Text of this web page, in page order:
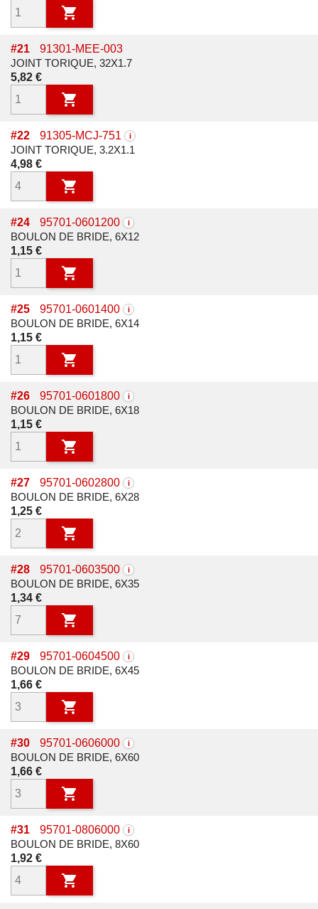

#21
91301-MEE-003
JOINT TORIQUE, 32X1.7
Prix
5,82 €

#22 91305-MCJ-751 i
JOINT TORIQUE, 3.2X1.1
Prix
4,98 €

#24 95701-0601200 i
BOULON DE BRIDE, 6X12
Prix
1,15 €

#25 95701-0601400 i
BOULON DE BRIDE, 6X14
Prix
1,15 €

#26 95701-0601800 i
BOULON DE BRIDE, 6X18
Prix
1,15 €

#27 95701-0602800 i
BOULON DE BRIDE, 6X28
Prix
1,25 €

#28 95701-0603500 i
BOULON DE BRIDE, 6X35
Prix
1,34 €

#29 95701-0604500 i
BOULON DE BRIDE, 6X45
Prix
1,66 €

#30 95701-0606000 i
BOULON DE BRIDE, 6X60
Prix
1,66 €

#31 95701-0806000 i
BOULON DE BRIDE, 8X60
Prix
1,92 €
